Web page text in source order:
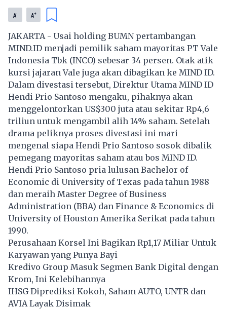
A- A+
JAKARTA - Usai holding BUMN pertambangan
MIND.ID menjadi pemilik saham mayoritas PT Vale
Indonesia Tbk (INCO) sebesar 34 persen. Otak atik
kursi jajaran Vale juga akan dibagikan ke MIND ID.
Dalam divestasi tersebut, Direktur Utama MIND ID
Hendi Prio Santoso mengaku, pihaknya akan
menggelontorkan US$300 juta atau sekitar Rp4,6
triliun untuk mengambil alih 14% saham. Setelah
drama peliknya proses divestasi ini mari
mengenal siapa Hendi Prio Santoso sosok dibalik
pemegang mayoritas saham atau bos MIND ID.
Hendi Prio Santoso pria lulusan Bachelor of
Economic di University of Texas pada tahun 1988
dan meraih Master Degree of Business
Administration (BBA) dan Finance & Economics di
University of Houston Amerika Serikat pada tahun
1990.
Perusahaan Korsel Ini Bagikan Rp1,17 Miliar Untuk
Karyawan yang Punya Bayi
Kredivo Group Masuk Segmen Bank Digital dengan
Krom, Ini Kelebihannya
IHSG Diprediksi Kokoh, Saham AUTO, UNTR dan
AVIA Layak Disimak